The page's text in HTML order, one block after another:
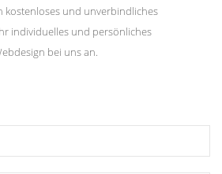
kostenloses und unverbindliches
individuelles und persönliches
bei uns an.